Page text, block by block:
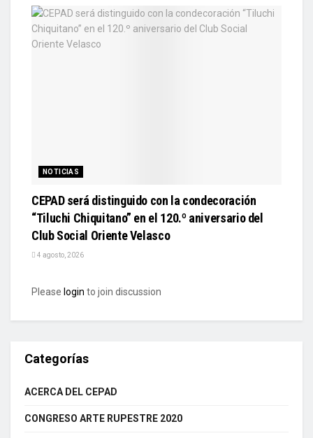
NOTICIAS
CEPAD será distinguido con la condecoración
“Tiluchi Chiquitano” en el 120.º aniversario del
Club Social Oriente Velasco
4 agosto, 2026
Please login to join discussion
Categorías
ACERCA DEL CEPAD
CONGRESO ARTE RUPESTRE 2020